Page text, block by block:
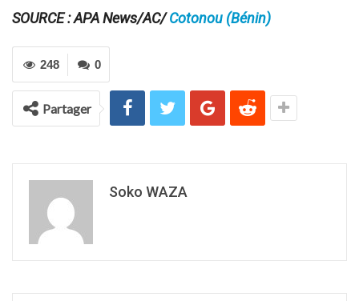
SOURCE : APA News/AC/Cotonou (Bénin)
0
248
Partager
Soko WAZA